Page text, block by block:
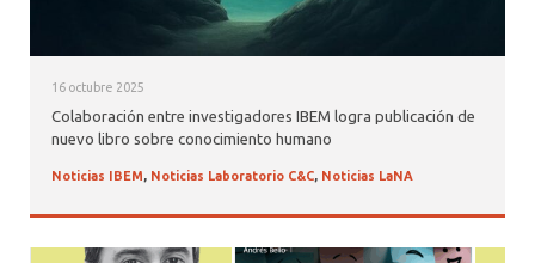
16 octubre 2025
Colaboración entre investigadores IBEM logra publicación de
nuevo libro sobre conocimiento humano
Noticias IBEM, Noticias Laboratorio C&C, Noticias LaNA